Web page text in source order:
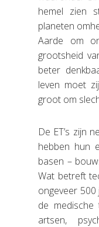
hemel zien
planeten
Aarde om
grootsheid
beter
leven moet
groot om
De ET’s zijn
hebben hun
basen –
Wat betreft
ongeveer 500
de
artsen,